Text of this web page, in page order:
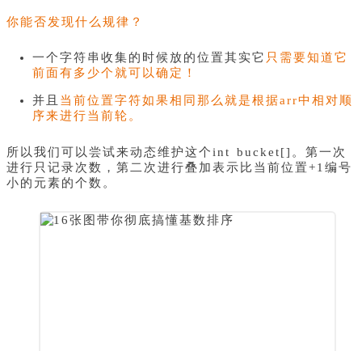
你能否发现什么规律？
一个字符串收集的时候放的位置其实它 只需要知道它
前面有多少个就可以确定！
并且 当前位置字符如果相同那么就是根据arr中相对顺
序来进行当前轮。
所以我们可以尝试来动态维护这个int bucket[]。第一次
进行只记录次数，第二次进行叠加表示比当前位置+1编号
小的元素的个数。